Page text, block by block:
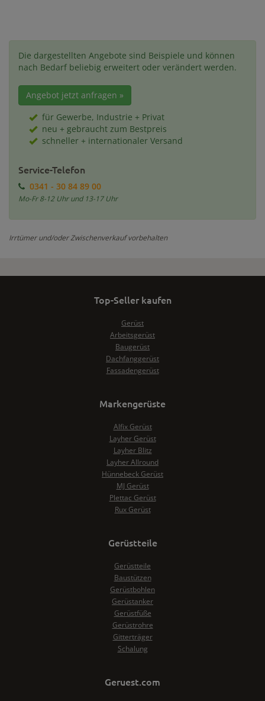
Die dargestellten Angebote sind Beispiele und können
nach Bedarf beliebig erweitert oder verändert werden.
Angebot jetzt anfragen »
für Gewerbe, Industrie + Privat
neu + gebraucht zum Bestpreis
schneller + internationaler Versand
Service-Telefon
0341 - 30 84 89 00
Mo-Fr 8-12 Uhr und 13-17 Uhr
Irrtümer und/oder Zwischenverkauf vorbehalten
Top-Seller kaufen
Gerüst
Arbeitsgerüst
Baugerüst
Dachfanggerüst
Fassadengerüst
Markengerüste
Alfix Gerüst
Layher Gerüst
Layher Blitz
Layher Allround
Hünnebeck Gerüst
MJ Gerüst
Plettac Gerüst
Rux Gerüst
Gerüstteile
Gerüstteile
Baustützen
Gerüstbohlen
Gerüstanker
Gerüstfüße
Gerüstrohre
Gitterträger
Schalung
Geruest.com